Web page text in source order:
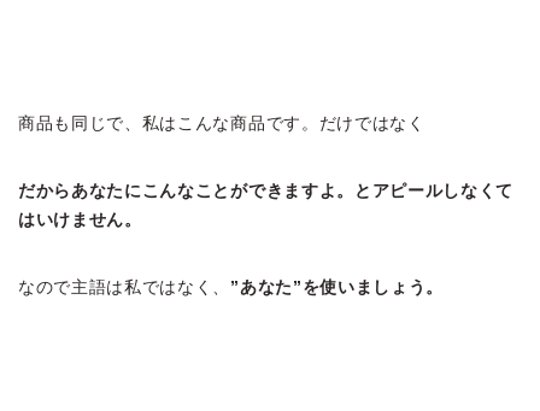
商品も同じで、私はこんな商品です。だけではなく
だからあなたにこんなことができますよ。とアピールしなくて
はいけません。
なので主語は私ではなく、 ”あなた”を使いましょう。